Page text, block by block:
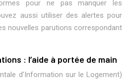
pour ne pas manquer les
aussi utiliser des alertes pour
nouvelles parutions correspondant
: l’aide à portée de main
d’Information sur le Logement)